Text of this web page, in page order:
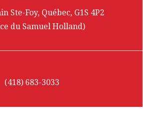
Ste-Foy, Québec, G1S 4P2
du Samuel Holland)
(418) 683-3033